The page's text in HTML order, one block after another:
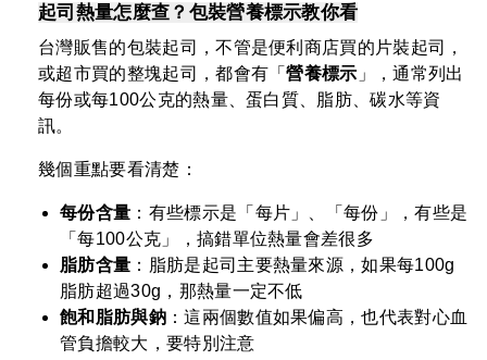
起司熱量怎麼查？包裝營養標示教你看
台灣販售的包裝起司，不管是便利商店買的片裝起司，
或超市買的整塊起司，都會有「營養標示 」，通常列出
每份或每100公克的熱量、蛋白質、脂肪、碳水等資
訊。
幾個重點要看清楚：
每份含量 ：有些標示是「每片」、「每份」，有些是
「每100公克」，搞錯單位熱量會差很多
脂肪含量 ：脂肪是起司主要熱量來源，如果每100g
脂肪超過30g，那熱量一定不低
飽和脂肪與鈉：這兩個數值如果偏高，也代表對心血
管負擔較大，要特別注意